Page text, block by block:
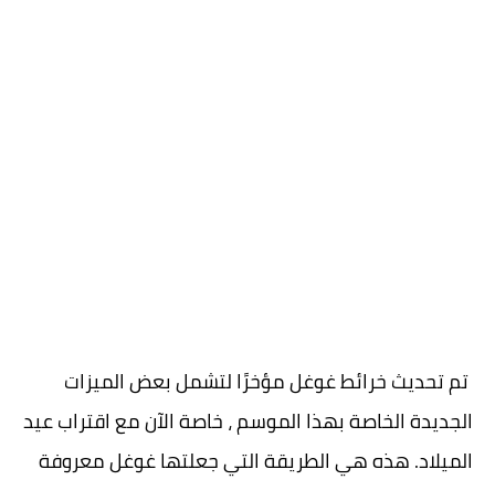
تم تحديث خرائط غوغل مؤخرًا لتشمل بعض الميزات
الجديدة الخاصة بهذا الموسم ، خاصة الآن مع اقتراب عيد
الميلاد. هذه هي الطريقة التي جعلتها غوغل معروفة